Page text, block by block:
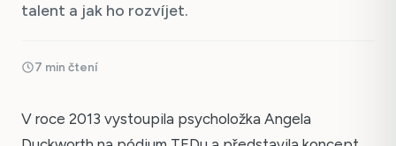
talent a jak ho rozvíjet.
7 min čtení
V roce 2013 vystoupila psycholožka Angela